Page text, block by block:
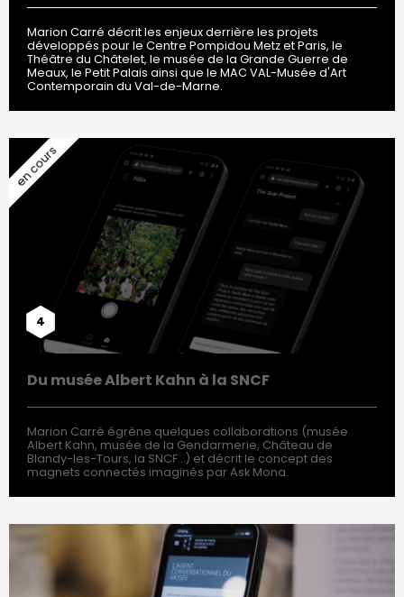
Marion Carré décrit les enjeux derrière les projets
développés pour le Centre Pompidou Metz et Paris, le
Théâtre du Châtelet, le musée de la Grande Guerre de
Meaux, le Petit Palais ainsi que le MAC VAL-Musée d'Art
Contemporain du Val-de-Marne.
4
Du musée Albert Kahn à la SNCF
Marion Carré égrène quelques collaborations (musée
Albert Kahn, musée de la Gendarmerie, Château de
Blandy-les-Tours, la SNCF…) et décrit le concept des
magnets connectés imaginés par Ask Mona.